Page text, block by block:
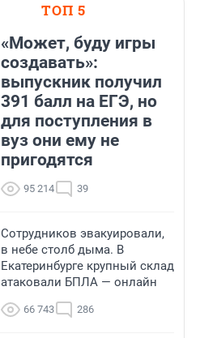
ТОП 5
«Может, буду игры
создавать»:
выпускник получил
391 балл на ЕГЭ, но
для поступления в
вуз они ему не
пригодятся
95 214 39
Сотрудников эвакуировали,
в небе столб дыма. В
Екатеринбурге крупный склад
атаковали БПЛА — онлайн
66 743 286